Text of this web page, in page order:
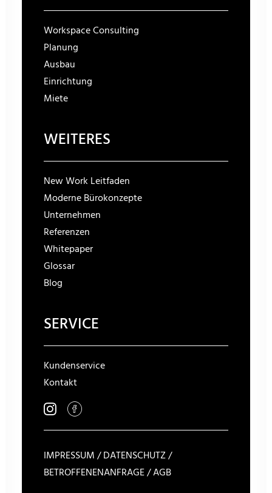
Workspace Consulting
Planung
Ausbau
Einrichtung
Miete
WEITERES
New Work Leitfaden
Moderne Bürokonzepte
Unternehmen
Referenzen
Whitepaper
Glossar
Blog
SERVICE
Kundenservice
Kontakt
IMPRESSUM /DATENSCHUTZ/
BETROFFENENANFRAGE/AGB